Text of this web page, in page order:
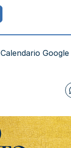
Calendario Google